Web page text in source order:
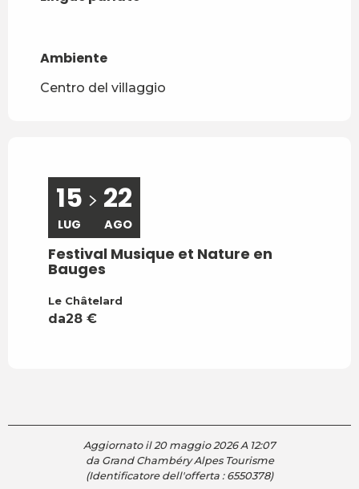
Ambiente
Ambiente
Centro del villaggio
da28 €
15
LUG
22
AGO
Festival Musique et Nature en
Bauges
Le Châtelard
Aggiornato il 20 maggio 2026 A 12:07
da Grand Chambéry Alpes Tourisme
(Identificatore dell'offerta : 6550378)